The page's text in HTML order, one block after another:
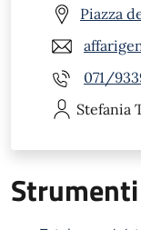
Piazza
071/
Stefania